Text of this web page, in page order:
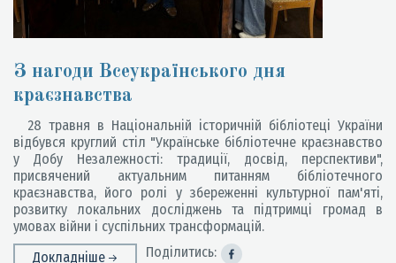
З нагоди Всеукраїнського дня
краєзнавства
28 травня в Національній історичній бібліотеці України
відбувся круглий стіл "Українське бібліотечне краєзнавство
у Добу Незалежності: традиції, досвід, перспективи",
присвячений актуальним питанням бібліотечного
краєзнавства, його ролі у збереженні культурної пам'яті,
розвитку локальних досліджень та підтримці громад в
умовах війни і суспільних трансформацій.
Докладніше
Поділитись: